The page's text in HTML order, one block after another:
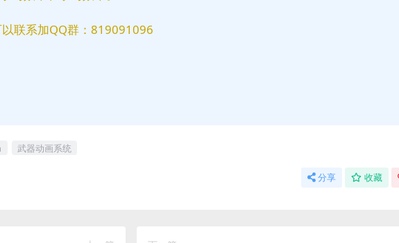
联系加QQ群：819091096
武器动画系统
分享 收藏